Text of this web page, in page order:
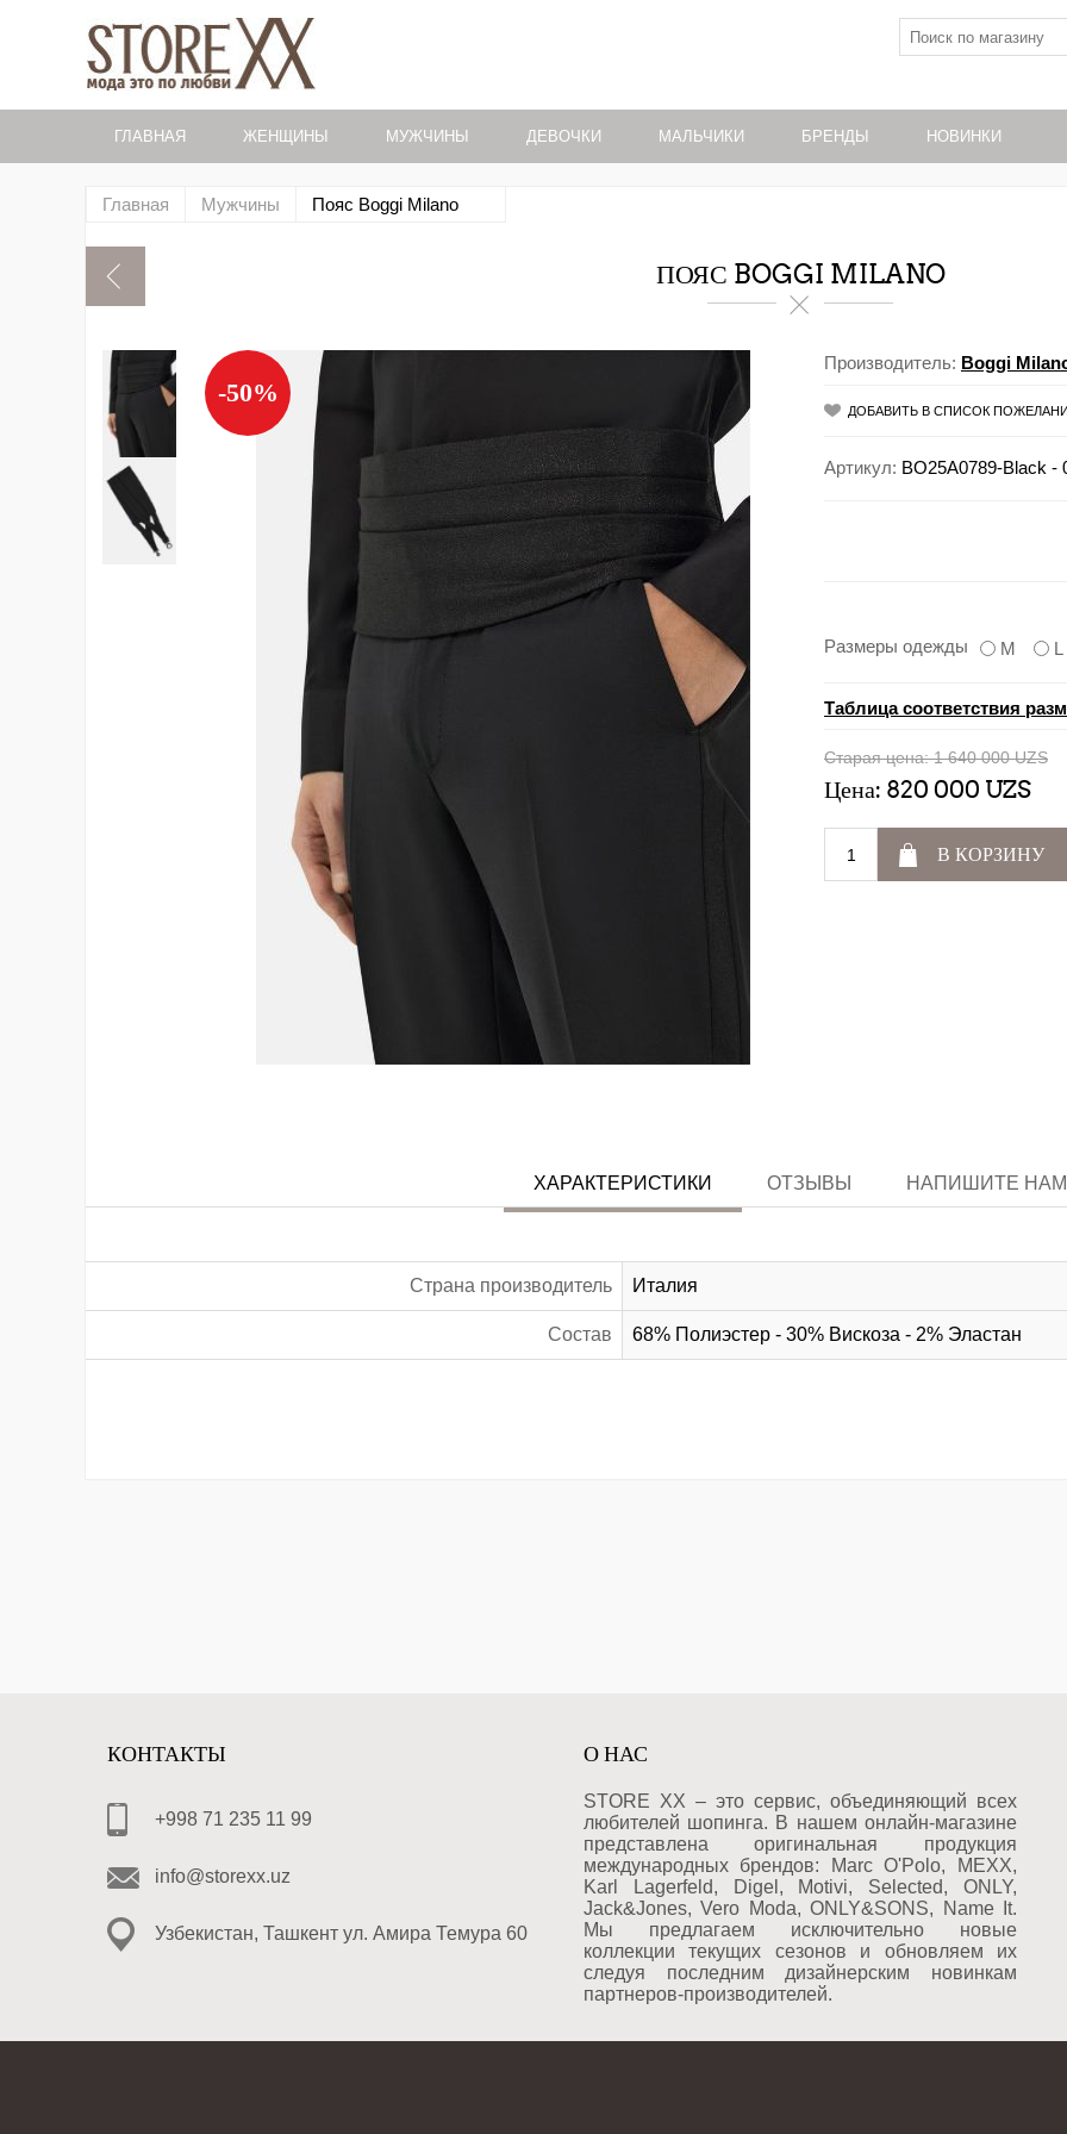
ГЛАВНАЯ ЖЕНЩИНЫ МУЖЧИНЫ ДЕВОЧКИ МАЛЬЧИКИ БРЕНДЫ НОВИНКИ
Главная Мужчины Пояс Boggi Milano
ПОЯС BOGGI MILANO
-50%
Производитель: Boggi
ДОБАВИТЬ В СПИСОК
Артикул: BO25A0789-Black -
Размеры одежды M L
Таблица соответствия
Старая цена: 1 640 000 UZS
Цена: 820 000 UZS
В КОРЗИНУ
ХАРАКТЕРИСТИКИ ОТЗЫВЫ НАПИШИТЕ НАМ
Страна производитель Италия
Состав 68% Полиэстер - 30% Вискоза - 2% Эластан
КОНТАКТЫ
+998 71 235 11 99
info@storexx.uz
Узбекистан, Ташкент ул. Амира Темура 60
О НАС
STORE XX – это сервис, объединяющий всех
любителей шопинга. В нашем онлайн-магазине
представлена оригинальная продукция
международных брендов: Marc O'Polo, MEXX,
Karl Lagerfeld, Digel, Motivi, Selected, ONLY,
Jack&Jones, Vero Moda, ONLY&SONS, Name It.
Мы предлагаем исключительно новые
коллекции текущих сезонов и обновляем их
следуя последним дизайнерским новинкам
партнеров-производителей.